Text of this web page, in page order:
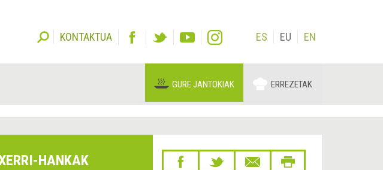
KONTAKTUA ES EU EN
GURE JANTOKIAK ERREZETAK
HANKAK